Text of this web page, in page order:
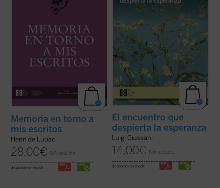
de Lubac desde su nacimiento en 1896
hasta el final de su período militar ...
Memoria en torno a
mis escritos
Henri de Lubac
28,00€ IVA incluido
disponible en ebook:
Liberación en 1985. Giussani propone una
inversión de perspectiva: las necesidades
El encuentro que
despierta la esperanza
Luigi Giussani
14,00€ IVA incluido
disponible en ebook: